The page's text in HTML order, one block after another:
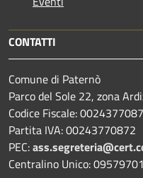
CONTATTI
Comune di Paternò
Parco del Sole 22, zona
Codice Fiscale:
Partita IVA: 00243770872
PEC:
Centralino Unico: